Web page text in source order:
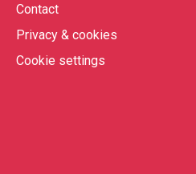
Contact
Privacy & cookies
Cookie settings